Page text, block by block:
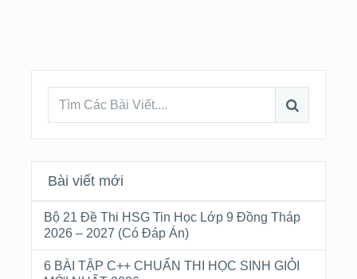
Bài viết mới
Bộ 21 Đề Thi HSG Tin Học Lớp 9 Đồng Tháp
2026 – 2027 (Có Đáp Án)
6 BÀI TẬP C++ CHUẨN THI HỌC SINH GIỎI